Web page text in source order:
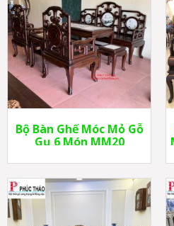
Bộ Bàn Ghế Móc Mỏ Gỗ
Gụ 6 Món MM20